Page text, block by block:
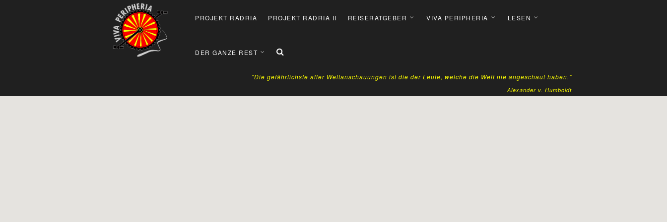
PROJEKT RADRIA PROJEKT RADRIA II REISERATGEBER VIVA PERIPHERIA LESEN
DER GANZE REST
"Die gefährlichste aller Weltanschauungen ist die der Leute, welche die Welt nie angeschaut haben."
Alexander v. Humboldt